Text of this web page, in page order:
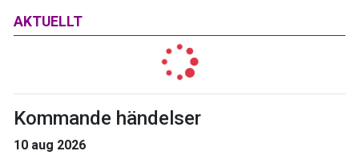
AKTUELLT
Kommande händelser
10 aug 2026